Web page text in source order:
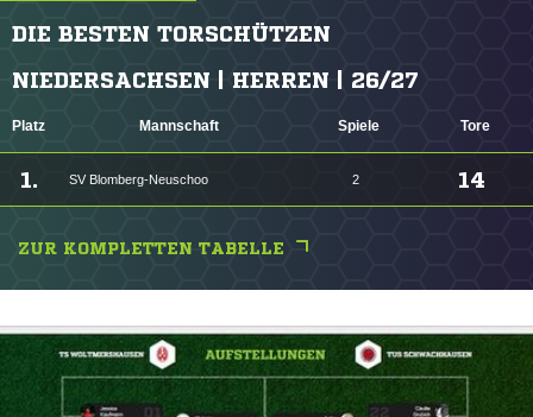
DIE BESTEN TORSCHÜTZEN
NIEDERSACHSEN | HERREN | 26/27
Platz Mannschaft Spiele Tore
1. SV Blomberg-Neuschoo 2 14
ZUR KOMPLETTEN TABELLE